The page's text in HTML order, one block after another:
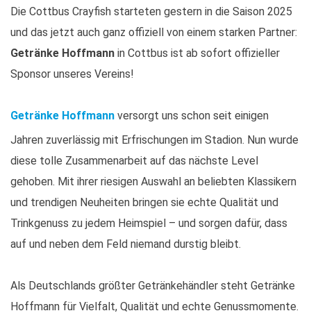
Die Cottbus Crayfish starteten gestern in die Saison 2025
und das jetzt auch ganz offiziell von einem starken Partner:
Getränke Hoffmann in Cottbus ist ab sofort offizieller
Sponsor unseres Vereins!
Getränke Hoffmann versorgt uns schon seit einigen
Jahren zuverlässig mit Erfrischungen im Stadion. Nun wurde
diese tolle Zusammenarbeit auf das nächste Level
gehoben. Mit ihrer riesigen Auswahl an beliebten Klassikern
und trendigen Neuheiten bringen sie echte Qualität und
Trinkgenuss zu jedem Heimspiel – und sorgen dafür, dass
auf und neben dem Feld niemand durstig bleibt.
Als Deutschlands größter Getränkehändler steht Getränke
Hoffmann für Vielfalt, Qualität und echte Genussmomente.